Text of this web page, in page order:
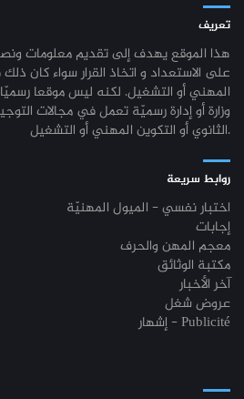
تعريف
هذا الموقع يهدف إلى تقديم معلومات
على الاستعداد و اتخاذ القرار سواء كان
المهني أو التشغيل. لكنه ليس موقعا
وزارة أو إدارة رسميّة تعمل في مجالات
الثانوي أو التكوين المهني أو التشغيل.
روابط سريعة
اختبار نفسي - الميول المهنيّة
إجابات
معجم المهن والحرف
مكتبة الوثائق
آخر الأخبار
عروض شغل
إشهار - Publicité